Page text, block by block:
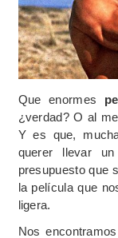
Que enormes
¿verdad? O al
Y es que,
querer llevar
presupuesto que
la película que
ligera.
Nos